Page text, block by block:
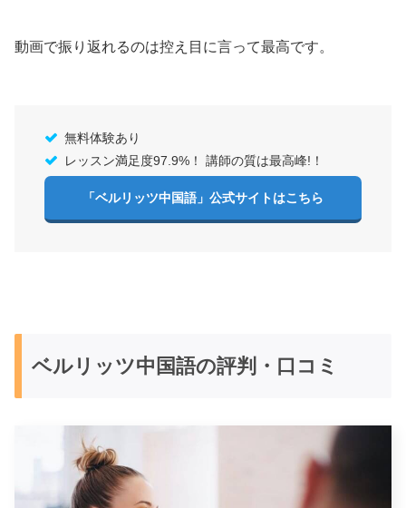
動画で振り返れるのは控え目に言って最高です。
無料体験あり
レッスン満足度97.9%！ 講師の質は最高峰!！
「ベルリッツ中国語」公式サイトはこちら
ベルリッツ中国語の評判・口コミ